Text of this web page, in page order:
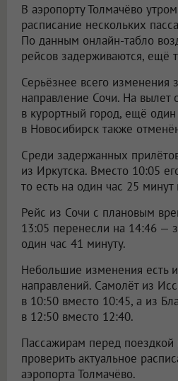
В аэропорту Толмачёво
расписание нескольких
По данным онлайн-табло
рейсов задерживаются, ещё
Серьёзнее всего изменения
направление Сочи. На вылет
в курортный город, ещё
в Новосибирск также
Среди задержанных
из Иркутска. Вместо 10:05
то есть на один час 25
Рейс из Сочи с плановым
13:05 перенесли на 14:46 —
один час 41 минуту.
Небольшие изменения есть
направлений. Самолёт из
в 10:50 вместо 10:45, а из
в 12:50 вместо 12:40.
Пассажирам перед поездкой
проверить актуальное
аэропорта Толмачёво.